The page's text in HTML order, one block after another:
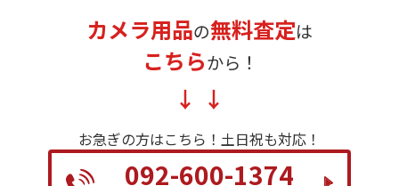
カメラ用品の無料査定は
こちらから！
お急ぎの方はこちら！ 土日祝も対応！
092-600-1374